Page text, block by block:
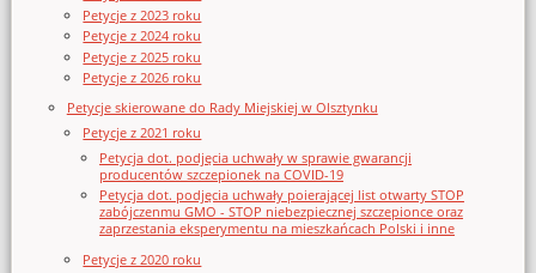
Petycje z 2023 roku
Petycje z 2024 roku
Petycje z 2025 roku
Petycje z 2026 roku
Petycje skierowane do Rady Miejskiej w Olsztynku
Petycje z 2021 roku
Petycja dot. podjęcia uchwały w sprawie gwarancji
producentów szczepionek na COVID-19
Petycja dot. podjęcia uchwały poierającej list otwarty STOP
zabójczenmu GMO - STOP niebezpiecznej szczepionce oraz
zaprzestania eksperymentu na mieszkańcach Polski i inne
Petycje z 2020 roku